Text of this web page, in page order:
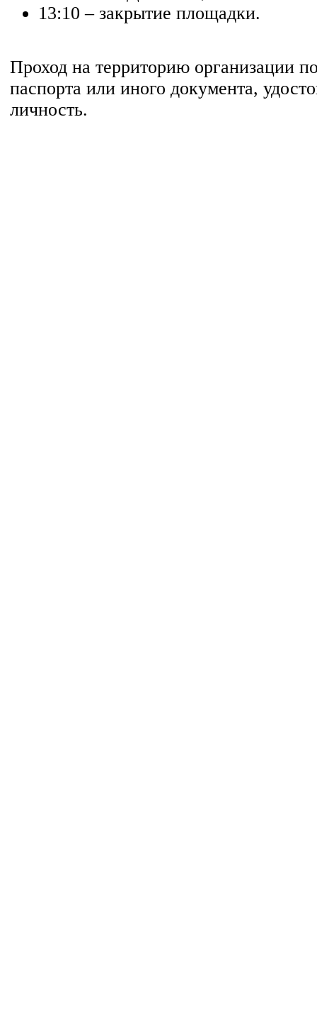
13:10 – закрытие площадки.
Проход на территорию организации
паспорта или иного документа,
личность.